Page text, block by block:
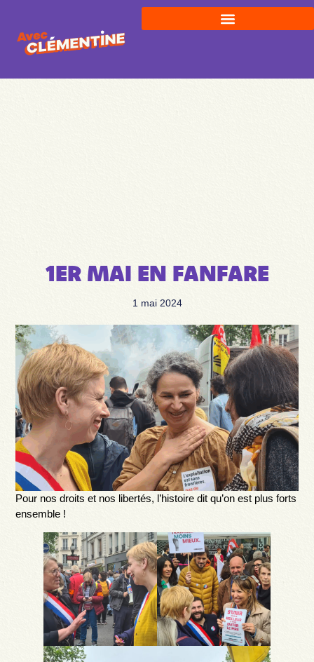
1ER MAI EN FANFARE
1 mai 2024
Pour nos droits et nos libertés, l’histoire dit qu’on est plus forts
ensemble !